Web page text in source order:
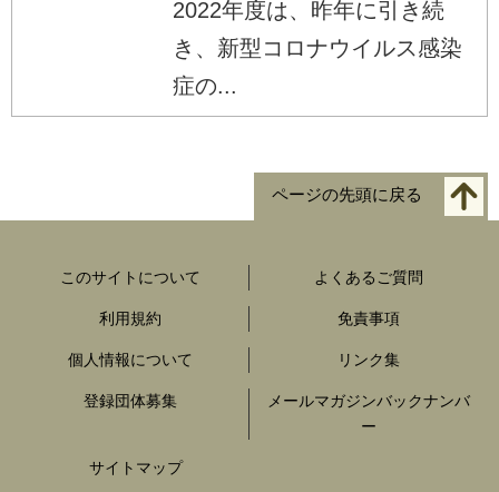
2022年度は、昨年に引き続
き、新型コロナウイルス感染
症の...
ページの先頭に戻る
このサイトについて よくあるご質問
利用規約 免責事項
個人情報について リンク集
登録団体募集
メールマガジンバックナンバ
ー
サイトマップ